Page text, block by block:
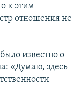
к этим
отношения не
известно о
«Думаю, здесь